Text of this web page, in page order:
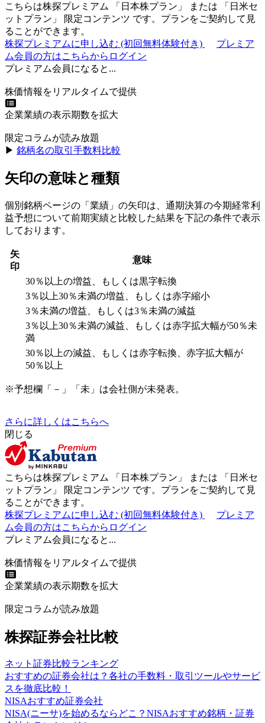
こちらは株探プレミアム 「 日本株プラン 」 または 「 日米セ
ットプラン 」 限定コンテンツ です。プランをご契約して見
ることができます。
株探プレミアムに申し込む (初回無料体験付き)
プレミア
ム会員の方はこちらからログイン
プレミアム会員になると...
株価情報をリアルタイムで提供
企業業績の表示期数を拡大
限定コラムが読み放題
▶︎ 銘柄名の取引手数料比較
矢印の意味と種類
個別銘柄ページの「業績」の矢印は、通期決算の今期経常利
益予想について前期実績と比較した結果を下記の条件で表示
しております。
矢
印
意味
30％以上の増益、もしくは黒字転換
3％以上30％未満の増益、もしくは赤字縮小
3％未満の増益、もしくは3％未満の減益
3％以上30％未満の減益、もしくは赤字拡大幅が50％未
満
30％以上の減益、もしくは赤字転換、赤字拡大幅が
50％以上
※予想欄「－」「未」は会社側が未発表。
さらに詳しくはこちらへ
閉じる
こちらは株探プレミアム 「 日本株プラン 」 または 「 日米セ
ットプラン 」 限定コンテンツ です。プランをご契約して見
ることができます。
株探プレミアムに申し込む (初回無料体験付き)
プレミア
ム会員の方はこちらからログイン
プレミアム会員になると...
株価情報をリアルタイムで提供
企業業績の表示期数を拡大
限定コラムが読み放題
株探証券会社比較
ネット証券比較ランキング
おすすめの証券会社は？各社の手数料・取引ツールやサービ
スを徹底比較！
NISAおすすめ証券会社
NISA(ニーサ)を始めるならどこ？NISAおすすめ銘柄・証券